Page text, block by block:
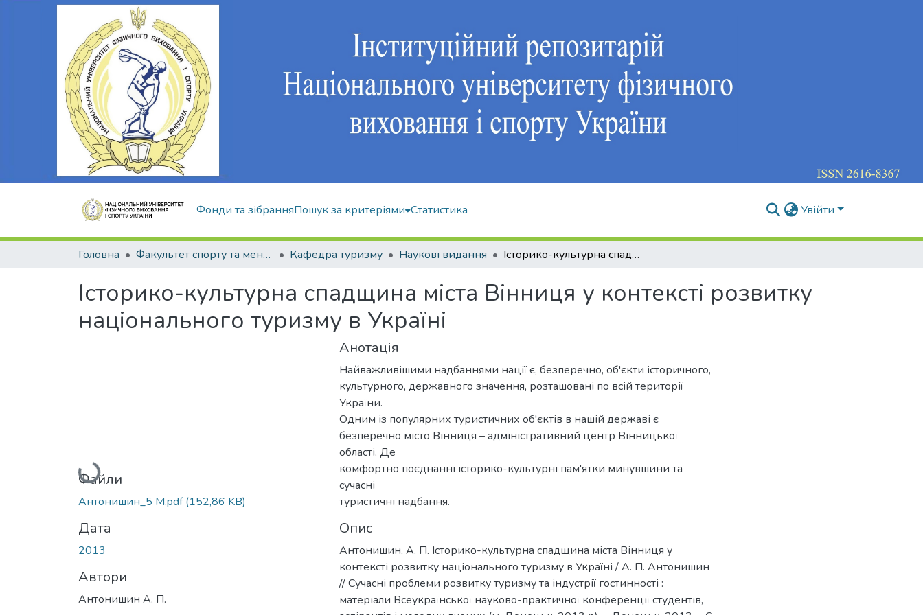
Фонди та зібранняПошук за критеріями Статистика Увійти
Головна Факультет спорту та менеджменту Кафедра туризму Наукові видання Історико-культурна спадщина міста Вінниця у контексті розвитку національного туризму в Україні
Історико-культурна спадщина міста Вінниця у контексті розвитку
національного туризму в Україні
Вантажиться...
Файли
Антонишин_5 М.pdf(152,86 KB)
Дата
2013
Автори
Антонишин А. П.
Анотація
Найважливішими надбаннями нації є, безперечно, об'єкти історичного,
культурного, державного значення, розташовані по всій території
України.
Одним із популярних туристичних об'єктів в нашій державі є
безперечно місто Вінниця – адміністративний центр Вінницької
області. Де
комфортно поєднанні історико-культурні пам'ятки минувшини та
сучасні
туристичні надбання.
Опис
Антонишин, А. П. Історико-культурна спадщина міста Вінниця у
контексті розвитку національного туризму в Україні / А. П. Антонишин
// Сучасні проблеми розвитку туризму та індустрії гостинності :
матеріали Всеукраїнської науково-практичної конференції студентів,